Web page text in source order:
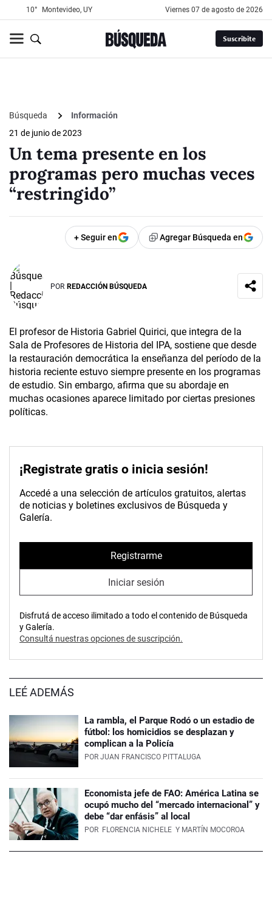
10° Montevideo, UY viernes 07 de agosto de 2026
Suscribite
Búsqueda
Información
21 de junio de 2023
Un tema presente en los
programas pero muchas veces
“restringido”
+ Seguir en Agregar Búsqueda en
POR REDACCIÓN BÚSQUEDA
El profesor de Historia Gabriel Quirici, que integra de la
Sala de Profesores de Historia del IPA, sostiene que desde
la restauración democrática la enseñanza del período de la
historia reciente estuvo siempre presente en los programas
de estudio. Sin embargo, afirma que su abordaje en
muchas ocasiones aparece limitado por ciertas presiones
políticas.
¡Registrate gratis o inicia sesión!
Accedé a una selección de artículos gratuitos, alertas
de noticias y boletines exclusivos de Búsqueda y
Galería.
Registrarme
Iniciar sesión
Disfrutá de acceso ilimitado a todo el contenido de Búsqueda
y Galería.
Consultá nuestras opciones de suscripción.
LEÉ ADEMÁS
La rambla, el Parque Rodó o un estadio de
fútbol: los homicidios se desplazan y
complican a la Policía
POR JUAN FRANCISCO PITTALUGA
Economista jefe de FAO: América Latina se
ocupó mucho del “mercado internacional” y
debe “dar enfásis” al local
POR FLORENCIA NICHELE Y MARTÍN MOCOROA